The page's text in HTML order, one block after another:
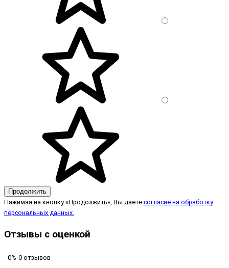
Продолжить
Нажимая на кнопку «Продолжить», Вы даете согласие на обработку
персональных данных.
Отзывы с оценкой
0% 0 отзывов